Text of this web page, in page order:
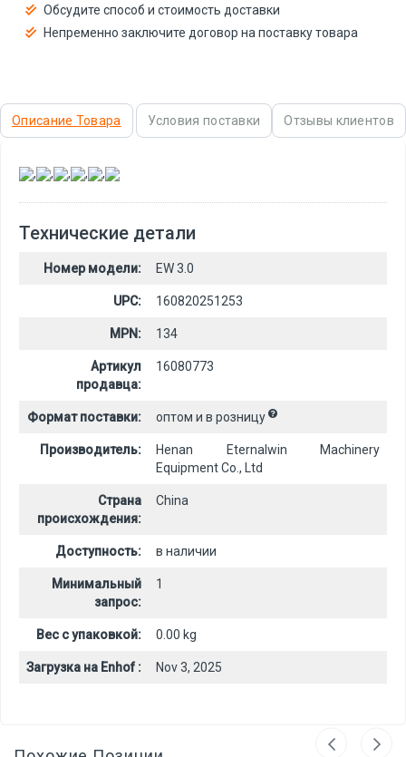
Обсудите способ и стоимость доставки
Непременно заключите договор на поставку товара
Описание Товара Условия поставки Отзывы клиентов
, , , , ,
Технические детали
Номер модели: EW 3.0
UPC: 160820251253
MPN: 134
Артикул
продавца:
16080773
Формат поставки: оптом и в розницу
Производитель:
Henan Eternalwin Machinery
Equipment Co., Ltd
Страна
происхождения:
China
Доступность: в наличии
Минимальный
запрос:
1
Вес с упаковкой: 0.00 kg
Загрузка на Enhof : Nov 3, 2025